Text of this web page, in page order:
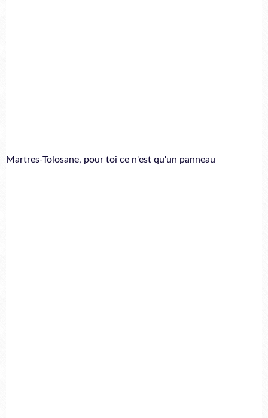
Martres-Tolosane, pour toi ce n'est qu'un panneau